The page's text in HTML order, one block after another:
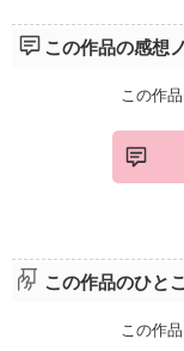
この作品の感想
この作
この作品のひと
この作